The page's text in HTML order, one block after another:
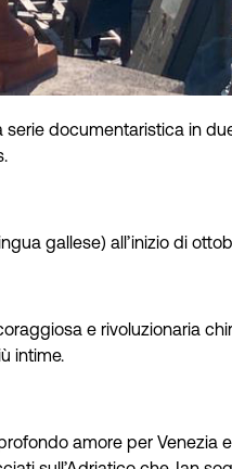
documentaristica in
gallese) all’inizio di
e rivoluzionaria
intime.
amore per